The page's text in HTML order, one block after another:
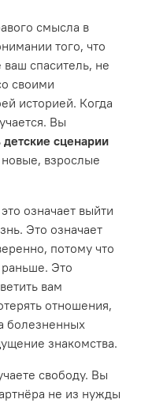
смысла в
того, что
спаситель, не
своими
историей. Когда
Вы
детские сценарии
новые, взрослые
означает выйти
Это означает
потому что
раньше. Это
вам
отношения,
болезненных
знакомства.
свободу. Вы
не из нужды